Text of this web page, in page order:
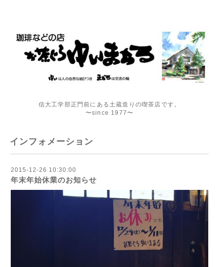
信大工学部正門前にある土蔵造りの喫茶店です。
〜since 1977〜
インフォメーション
2015-12-26 10:30:00
年末年始休業のお知らせ